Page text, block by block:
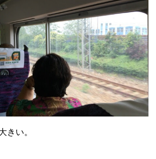
きい。